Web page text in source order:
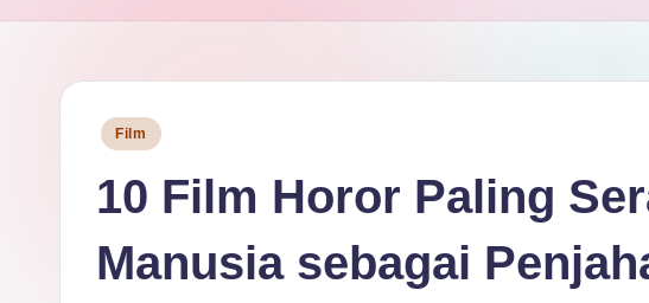
s
e.
Posted
Film
10 Film Horor Paling
Manusia sebagai